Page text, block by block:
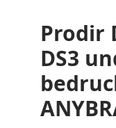
Prodir
DS3